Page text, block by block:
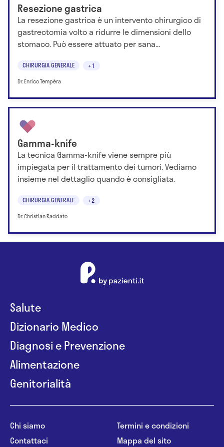
Resezione gastrica
La resezione gastrica è un intervento chirurgico di
gastrectomia volto a ridurre le dimensioni dello
stomaco. Può essere attuato per sana...
CHIRURGIA GENERALE +1
Dr. Enrico Tempèra
Gamma-knife
La tecnica Gamma-knife viene sempre più
impiegata per il trattamento dei tumori. Vediamo
insieme nel dettaglio quando è consigliata.
CHIRURGIA GENERALE +2
Dr. Christian Raddato
Salute
Dizionario Medico
Diagnosi e Prevenzione
Alimentazione
Genitorialità
Chi siamo
Contattaci
Termini e condizioni
Mappa del sito